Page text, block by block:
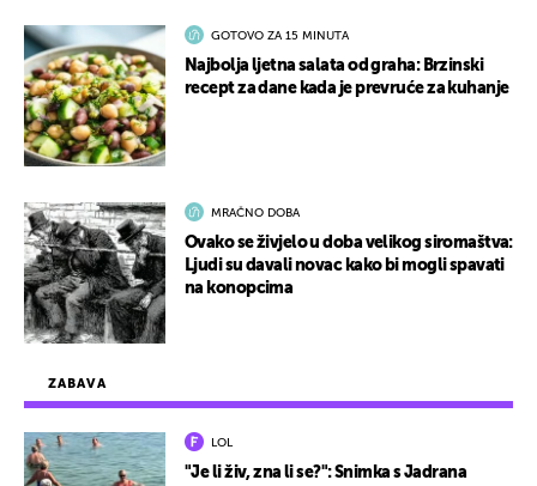
ZABAVA
LOL
"Je li živ, zna li se?": Snimka s Jadrana
GOTOVO ZA 15 MINUTA
Najbolja ljetna salata od graha: Brzinski
recept za dane kada je prevruće za kuhanje
MRAČNO DOBA
Ovako se živjelo u doba velikog siromaštva:
Ljudi su davali novac kako bi mogli spavati
na konopcima